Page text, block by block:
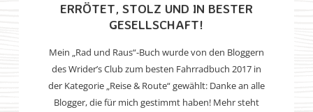
ERRÖTET, STOLZ UND IN BESTER
GESELLSCHAFT!
Mein „Rad und Raus“-Buch wurde von den Bloggern
des Wrider’s Club zum besten Fahrradbuch 2017 in
der Kategorie „Reise & Route“ gewählt: Danke an alle
Blogger, die für mich gestimmt haben! Mehr steht